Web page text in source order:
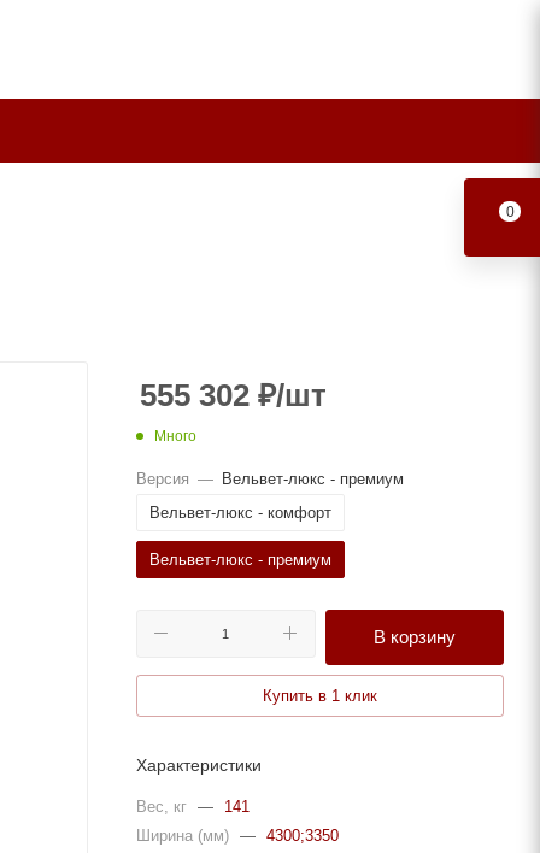
555 302 ₽/шт
Много
Версия — Вельвет-люкс - премиум
Вельвет-люкс - комфорт
Вельвет-люкс - премиум
В корзину
Купить в 1 клик
Характеристики
Вес, кг —
141
Ширина (мм) — 4300;3350
0